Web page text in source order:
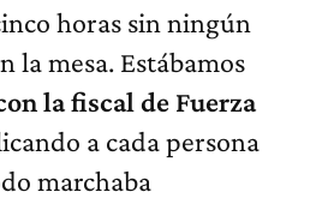
horas sin ningún
la mesa. Estábamos
la fiscal de Fuerza
a cada persona
marchaba